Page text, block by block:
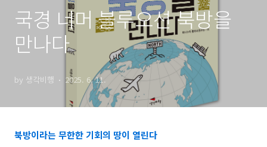
국경 너머 블루오션 북방을
만나다
by 생각비행 2025. 6. 11.
북방이라는 무한한 기회의 땅이 열린다